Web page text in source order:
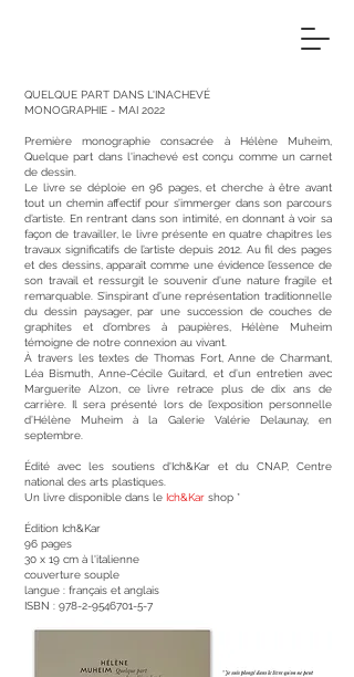
QUELQUE PART DANS L'INACHEVÉ
MONOGRAPHIE - MAI 2022
Première monographie consacrée à Hélène Muheim,
Quelque part dans l'inachevé est conçu comme un carnet
de dessin.
Le livre se déploie en 96 pages, et cherche à être avant
tout un chemin affectif pour s’immerger dans son parcours
d’artiste. En rentrant dans son intimité, en donnant à voir sa
façon de travailler, le livre présente en quatre chapitres les
travaux significatifs de l’artiste depuis 2012. Au fil des pages
et des dessins, apparaît comme une évidence l’essence de
son travail et ressurgit le souvenir d’une nature fragile et
remarquable. S’inspirant d’une représentation traditionnelle
du dessin paysager, par une succession de couches de
graphites et d’ombres à paupières, Hélène Muheim
témoigne de notre connexion au vivant.
À travers les textes de Thomas Fort, Anne de Charmant,
Léa Bismuth, Anne-Cécile Guitard, et d’un entretien avec
Marguerite Alzon, ce livre retrace plus de dix ans de
carrière. Il sera présenté lors de l’exposition personnelle
d’Hélène Muheim à la Galerie Valérie Delaunay, en
septembre.
Édité avec les soutiens d'Ich&Kar et du CNAP, Centre
national des arts plastiques.
Un livre disponible dans le Ich&Kar shop *
Édition Ich&Kar
96 pages
30 x 19 cm à l'italienne
couverture souple
langue : français et anglais
ISBN : 978-2-9546701-5-7